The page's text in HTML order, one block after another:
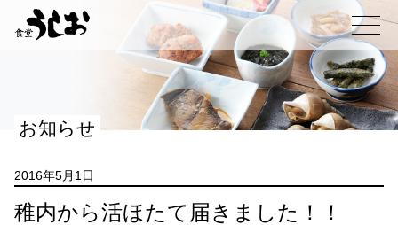
メニュー
お知らせ
2016年5月1日
稚内から活ほたて届きました！！